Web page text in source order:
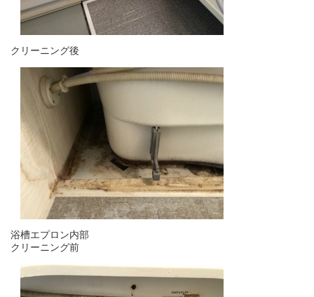
クリーニング後
浴槽エプロン内部
クリーニング前